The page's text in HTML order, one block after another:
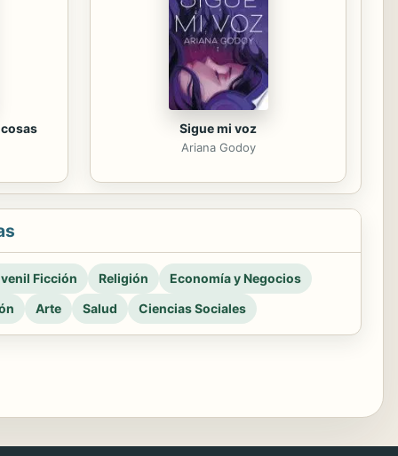
Sigue mi voz
Ariana Godoy
Ficción Religión
Economía y Negocios
Arte Salud Ciencias Sociales